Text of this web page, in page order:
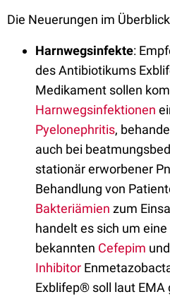
Die Neuerungen im
Harnwegsinfekte:
des Antibiotikums
Medikament sollen
Harnwegsinfektionen
Pyelonephritis,
auch bei
stationär erworbener
Behandlung von
Bakteriämien zum
handelt es sich um
bekannten Cefepim
Inhibitor
Exblifep® soll laut